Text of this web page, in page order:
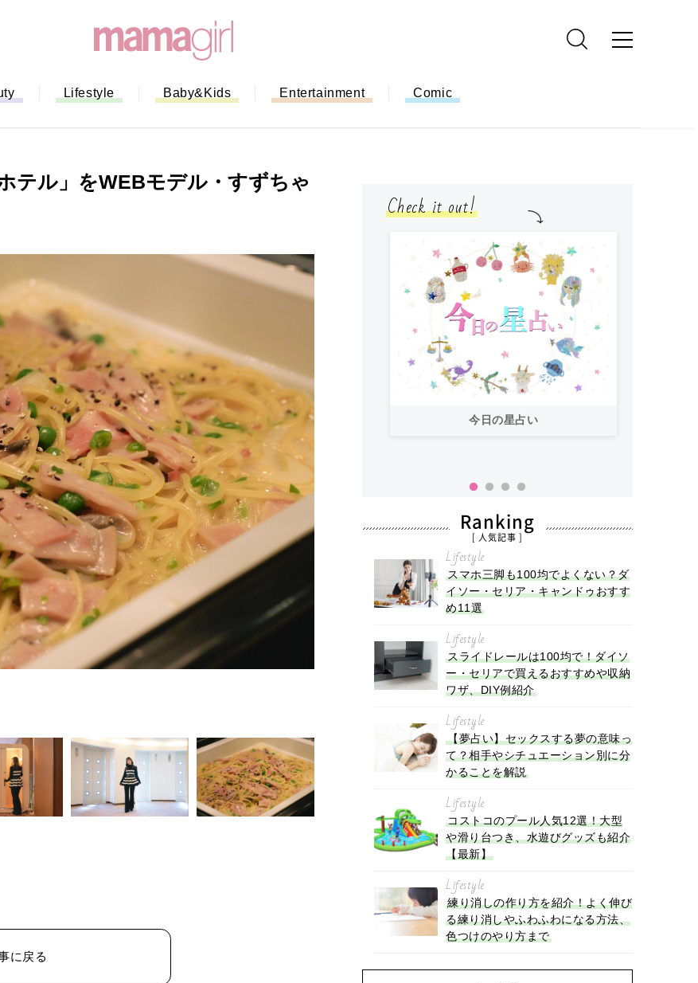
Lifestyle Baby&Kids Entertainment Comic
テル」をWEBモデル・すずちゃ
に戻る
Check it out!
「もう行列に並ばない！」ミスドのモ
バイルオーダー完全ガイド｜支払い方
法から受け取り方までネットオーダー
を徹底解説
今日の星占い
Ranking
[ 人気記事 ]
Lifestyle
スマホ三脚も100均でよくない？ダ
イソー・セリア・キャンドゥおすす
め11選
Lifestyle
スライドレールは100均で！ダイソ
ー・セリアで買えるおすすめや収納
ワザ、DIY例紹介
Lifestyle
【夢占い】セックスする夢の意味っ
て？相手やシチュエーション別に分
かることを解説
Lifestyle
コストコのプール人気12選！大型
や滑り台つき、水遊びグッズも紹介
【最新】
Lifestyle
練り消しの作り方を紹介！よく伸び
る練り消しやふわふわになる方法、
色つけのやり方まで